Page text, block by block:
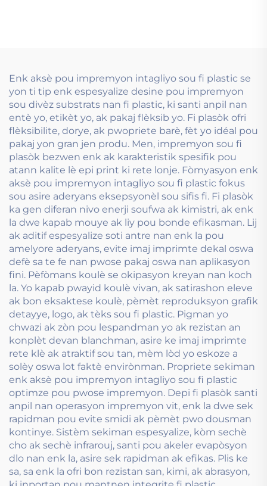
Enk aksè pou impremyon intagliyo sou fi plastic se
yon ti tip enk espesyalize desine pou impremyon
sou divèz substrats nan fi plastic, ki santi anpil nan
entè yo, etikèt yo, ak pakaj flèksib yo. Fi plasòk ofri
flèksibilite, dorye, ak pwopriete barè, fèt yo idéal pou
pakaj yon gran jen produ. Men, impremyon sou fi
plasòk bezwen enk ak karakteristik spesifik pou
atann kalite lè epi print ki rete lonje. Fòmyasyon enk
aksè pou impremyon intagliyo sou fi plastic fokus
sou asire aderyans eksepsyonèl sou sifis fi. Fi plasòk
ka gen diferan nivo enerji soufwa ak kimistri, ak enk
la dwe kapab mouye ak liy pou bonde efikasman. Lij
ak aditif espesyalize soti antre nan enk la pou
amelyore aderyans, evite imaj imprimte dekal oswa
defè sa te fe nan pwose pakaj oswa nan aplikasyon
fini. Pèfòmans koulè se okipasyon kreyan nan koch
la. Yo kapab pwayid koulè vivan, ak satirashon eleve
ak bon eksaktese koulè, pèmèt reproduksyon grafik
detayye, logo, ak tèks sou fi plastic. Pigman yo
chwazi ak zòn pou lespandman yo ak rezistan an
konplèt devan blanchman, asire ke imaj imprimte
rete klè ak atraktif sou tan, mèm lòd yo eskoze a
solèy oswa lot faktè envirònman. Propriete sekiman
enk aksè pou impremyon intagliyo sou fi plastic
optimze pou pwose impremyon. Depi fi plasòk santi
anpil nan operasyon impremyon vit, enk la dwe sek
rapidman pou evite smidi ak pèmèt pwo dousman
kontinye. Sistèm sekiman espesyalize, kòm sechè
cho ak sechè infrarouj, santi pou akeler evapòsyon
dlo nan enk la, asire sek rapidman ak efikas. Plis ke
sa, sa enk la ofri bon rezistan san, kimi, ak abrasyon,